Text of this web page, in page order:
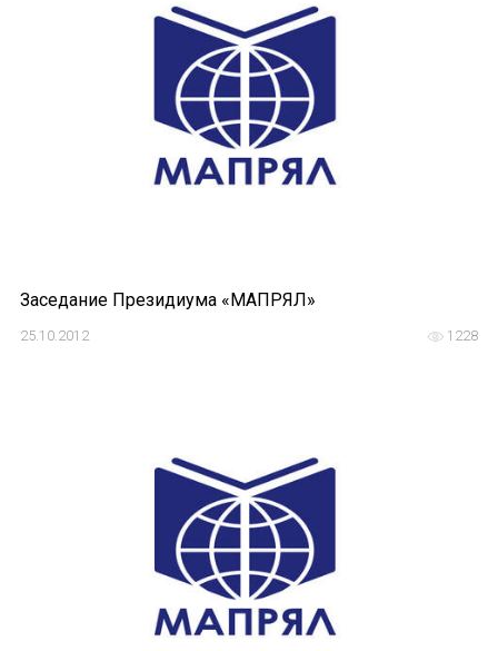
Заседание Президиума «МАПРЯЛ»
1228
25.10.2012